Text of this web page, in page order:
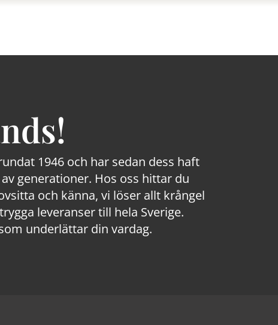
1946 och har sedan dess haft
generationer. Hos oss hittar du
och känna, vi löser allt krångel
leveranser till hela Sverige.
underlättar din vardag.